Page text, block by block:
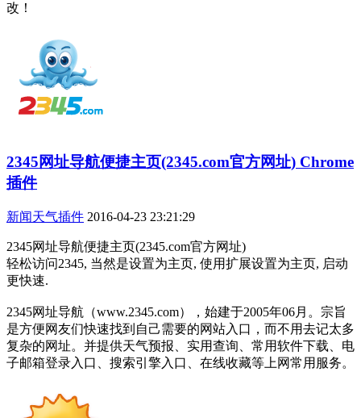
改！
2345网址导航便捷主页(2345.com官方网址) Chrome
插件
新闻天气插件 2016-04-23 23:21:29
2345网址导航便捷主页(2345.com官方网址)
轻松访问2345, 当然是设置为主页, 使用扩展设置为主页, 启动
更快速.
2345网址导航（www.2345.com），始建于2005年06月。宗旨
是方便网友们快速找到自己需要的网站入口，而不用去记太多
复杂的网址。并提供天气预报、实用查询、常用软件下载、电
子邮箱登录入口、搜索引擎入口、在线收藏等上网常用服务。